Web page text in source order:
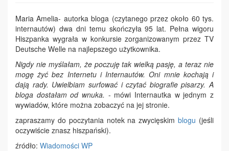
Maria Amelia- autorka bloga (czytanego przez około 60 tys.
internautów) dwa dni temu skończyła 95 lat. Pełna wigoru
Hiszpanka wygrała w konkursie zorganizowanym przez TV
Deutsche Welle na najlepszego użytkownika.
Nigdy nie myślałam, że poczuję tak wielką pasję, a teraz nie
mogę żyć bez Internetu i Internautów. Oni mnie kochają i
dają rady. Uwielbiam surfować i czytać biografie pisarzy. A
bloga dostałam od wnuka. - mówi Internautka w jednym z
wywiadów, które można zobaczyć na jej stronie.
zapraszamy do poczytania notek na zwycięskimblogu (jeśli
oczywiście znasz hiszpański).
źródło: Wiadomości WP